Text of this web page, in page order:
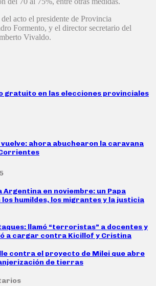
acto el presidente de Provincia
Formento, y el director secretario del
Vivaldo.
gratuito en las elecciones provinciales
vuelve: ahora abuchearon la caravana
Argentina en noviembre: un Papa
humildes, los migrantes y la justicia
llamó “terroristas” a docentes y
a cargar contra Kicillof y Cristina
contra el proyecto de Milei que abre
de tierras